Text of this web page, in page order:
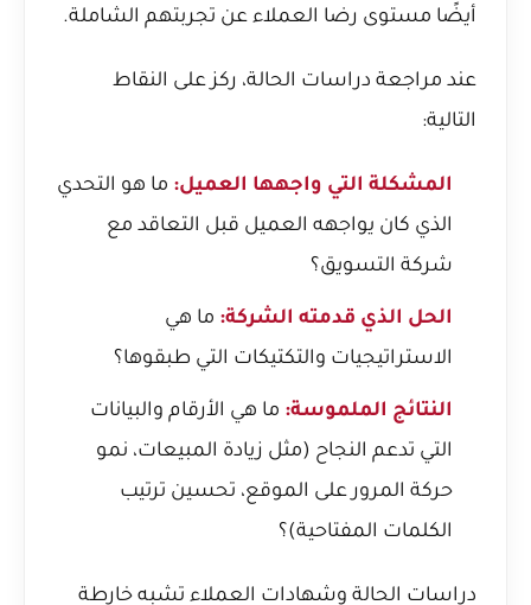
أيضًا مستوى رضا العملاء عن تجربتهم الشاملة.
عند مراجعة دراسات الحالة، ركز على النقاط
التالية:
المشكلة التي واجهها العميل: ما هو التحدي
الذي كان يواجهه العميل قبل التعاقد مع
شركة التسويق؟
الحل الذي قدمته الشركة: ما هي
الاستراتيجيات والتكتيكات التي طبقوها؟
النتائج الملموسة: ما هي الأرقام والبيانات
التي تدعم النجاح (مثل زيادة المبيعات، نمو
حركة المرور على الموقع، تحسين ترتيب
الكلمات المفتاحية)؟
دراسات الحالة وشهادات العملاء تشبه خارطة